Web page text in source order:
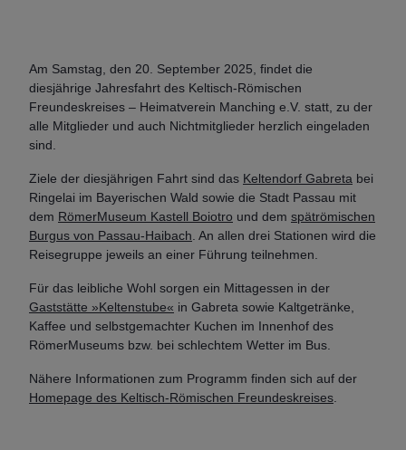
Am Samstag, den 20. September 2025, findet die
diesjährige Jahresfahrt des Keltisch-Römischen
Freundeskreises – Heimatverein Manching e.V. statt, zu der
alle Mitglieder und auch Nichtmitglieder herzlich eingeladen
sind.
Ziele der diesjährigen Fahrt sind das Keltendorf Gabreta bei
Ringelai im Bayerischen Wald sowie die Stadt Passau mit
dem RömerMuseum Kastell Boiotro und dem spätrömischen
Burgus von Passau-Haibach . An allen drei Stationen wird die
Reisegruppe jeweils an einer Führung teilnehmen.
Für das leibliche Wohl sorgen ein Mittagessen in der
Gaststätte »Keltenstube« in Gabreta sowie Kaltgetränke,
Kaffee und selbstgemachter Kuchen im Innenhof des
RömerMuseums bzw. bei schlechtem Wetter im Bus.
Nähere Informationen zum Programm finden sich auf der
Homepage des Keltisch-Römischen Freundeskreises